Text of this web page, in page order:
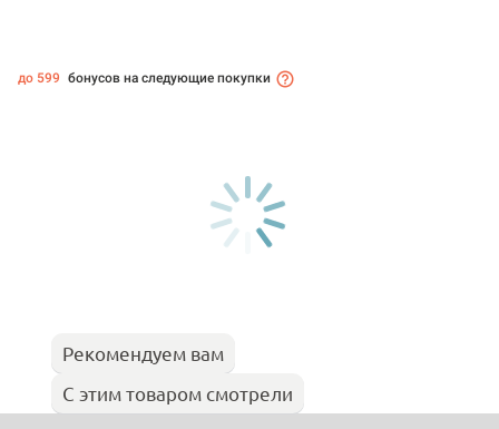
до 599 бонусов на следующие покупки
Рекомендуем вам
С этим товаром смотрели